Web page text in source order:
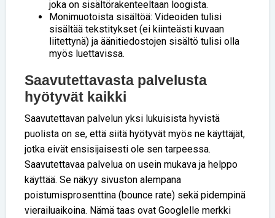
joka on sisältörakenteeltaan loogista.
Monimuotoista sisältöä: Videoiden tulisi
sisältää tekstitykset (ei kiinteästi kuvaan
liitettynä) ja äänitiedostojen sisältö tulisi olla
myös luettavissa.
Saavutettavasta palvelusta
hyötyvät kaikki
Saavutettavan palvelun yksi lukuisista hyvistä
puolista on se, että siitä hyötyvät myös ne käyttäjät,
jotka eivät ensisijaisesti ole sen tarpeessa.
Saavutettavaa palvelua on usein mukava ja helppo
käyttää. Se näkyy sivuston alempana
poistumisprosenttina (bounce rate) sekä pidempinä
vierailuaikoina. Nämä taas ovat Googlelle merkki